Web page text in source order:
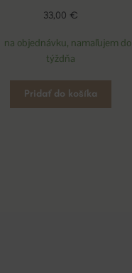
33,00 €
na objednávku, namaľujem do
týždňa
Pridať do košíka